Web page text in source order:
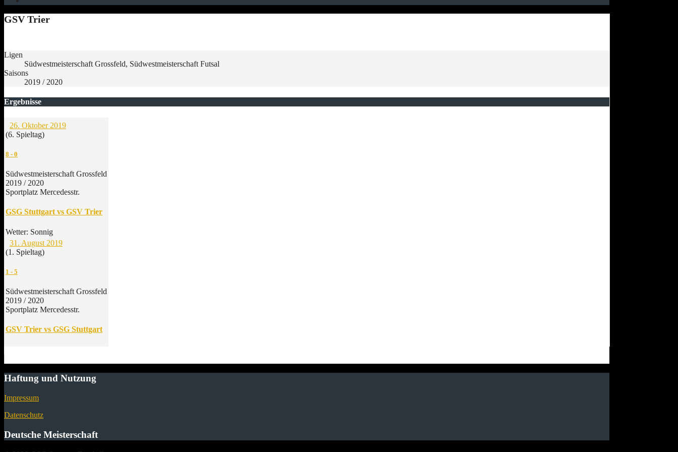
GSV Trier
Ligen
Südwestmeisterschaft Grossfeld, Südwestmeisterschaft Futsal
Saisons
2019 / 2020
Ergebnisse
26. Oktober 2019
(6. Spieltag)
8 - 0
Südwestmeisterschaft Grossfeld
2019 / 2020
Sportplatz Mercedesstr.
GSG Stuttgart vs GSV Trier
Wetter: Sonnig
31. August 2019
(1. Spieltag)
1 - 5
Südwestmeisterschaft Grossfeld
2019 / 2020
Sportplatz Mercedesstr.
GSV Trier vs GSG Stuttgart
Haftung und Nutzung
Impressum
Datenschutz
Deutsche Meisterschaft